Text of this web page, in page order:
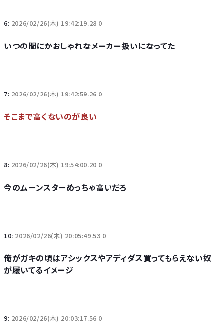
6: 2026/02/26(木) 19:42:19.28 0
いつの間にかおしゃれなメーカー扱いになってた
7: 2026/02/26(木) 19:42:59.26 0
そこまで高くないのが良い
8: 2026/02/26(木) 19:54:00.20 0
今のムーンスターめっちゃ高いだろ
10: 2026/02/26(木) 20:05:49.53 0
俺がガキの頃はアシックスやアディダス買ってもらえない奴
が履いてるイメージ
9: 2026/02/26(木) 20:03:17.56 0